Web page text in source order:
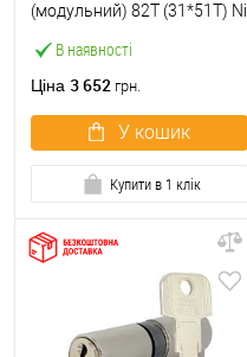
В наявності
(модульний) 82T (31*51T) Ni
Ціна 3 652 грн.
У кошик
Купити в 1 клік